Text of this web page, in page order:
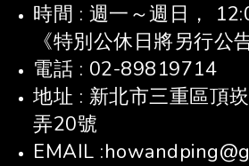
時間 : 週一～週日，
《特別公休日將另行公
電話 : 02-89819714
地址 : 新北市三重區頂
弄20號
EMAIL